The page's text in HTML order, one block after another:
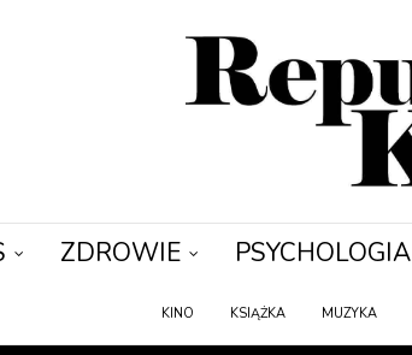
ZDROWIE PSYCHOLOGIA
KINO KSIĄŻKA MUZYKA